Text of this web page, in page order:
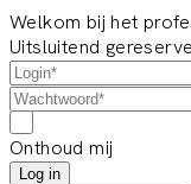
Welkom bij het
Uitsluitend
Onthoud mij
Log in